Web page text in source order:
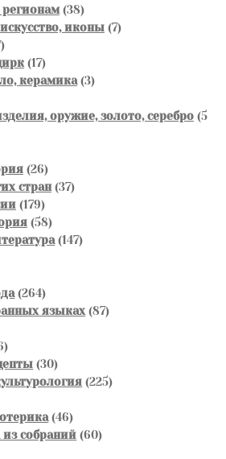
3838
товаров
иконы 77
7
товаров
1717
товаров
керамика 33
оружие, золото, серебро 5
2626
товаров
стран 3737
179179
товаров
5858
товаров
147147
264264
товара
языках 8787
146
товаров
3030
товаров225225
4646
товаров
собраний 6060